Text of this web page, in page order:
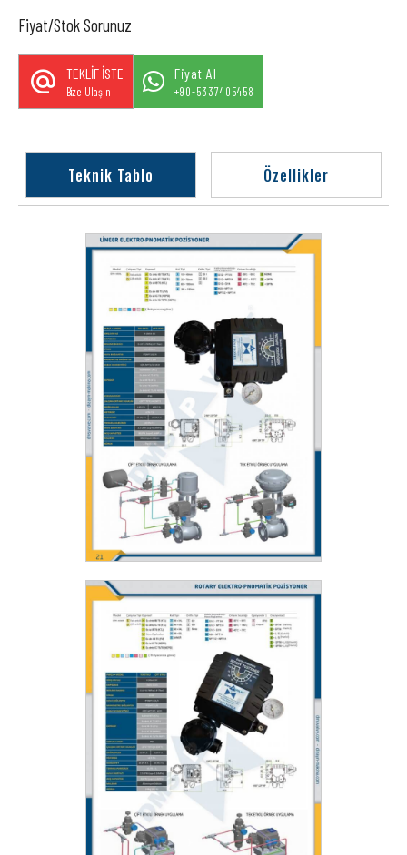
Fiyat/Stok Sorunuz
TEKLİF İSTE
Bize Ulaşın
Fiyat Al
+90-5337405458
Teknik Tablo Özellikler